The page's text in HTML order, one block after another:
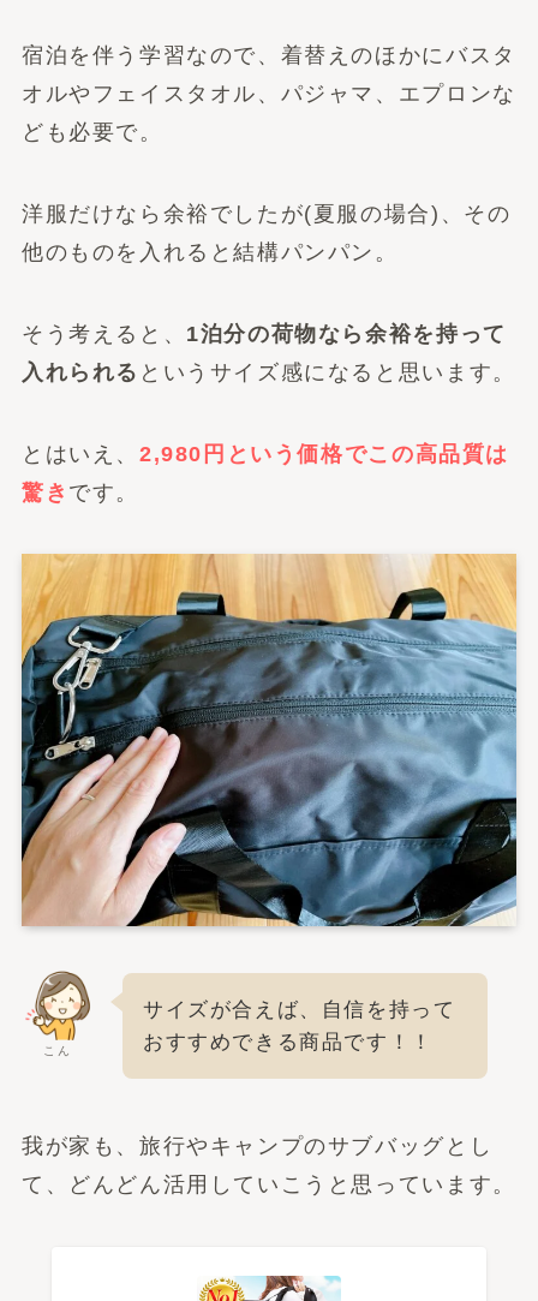
宿泊を伴う学習なので、着替えのほかにバスタ
オルやフェイスタオル、パジャマ、エプロンな
ども必要で。
洋服だけなら余裕でしたが(夏服の場合)、その
他のものを入れると結構パンパン。
そう考えると、 1泊分の荷物なら余裕を持って
入れられる というサイズ感になると思います。
とはいえ、 2,980円という価格でこの高品質は
驚き です。
こん
サイズが合えば、自信を持って
おすすめできる商品です！！
我が家も、旅行やキャンプのサブバッグとし
て、どんどん活用していこうと思っています。